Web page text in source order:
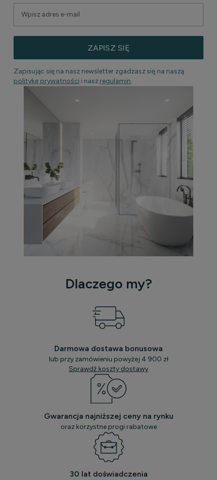
ZAPISZ SIĘ
Zapisując się na nasz newsletter zgadzasz się na naszą
politykę prywatności i nasz regulamin.
Dlaczego my?
Darmowa dostawa bonusowa
lub przy zamówieniu powyżej 4 900 zł
Sprawdź koszty dostawy
Gwarancja najniższej ceny na rynku
oraz korzystne progi rabatowe
30 lat doświadczenia